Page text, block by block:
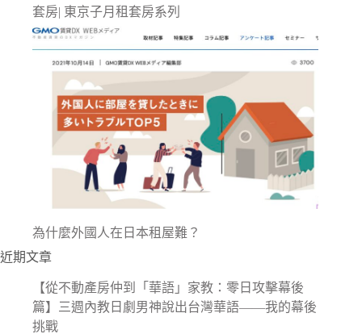
套房| 東京子月租套房系列
為什麼外國人在日本租屋難？
近期文章
【從不動產房仲到「華語」家教：零日攻擊幕後
篇】三週內教日劇男神說出台灣華語——我的幕後
挑戰